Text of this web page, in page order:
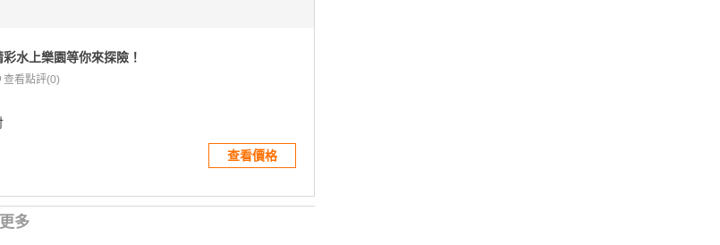
水上樂園等你來探險！
查看點評(0)
查看價格
多